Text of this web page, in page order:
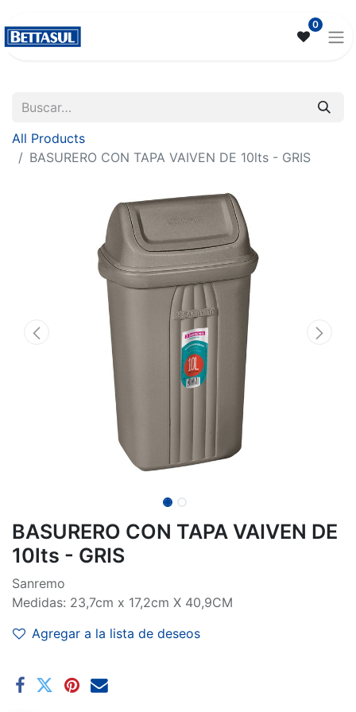
0
All Products
BASURERO CON TAPA VAIVEN DE 10lts - GRIS
BASURERO CON TAPA VAIVEN DE
10lts - GRIS
Sanremo
Medidas: 23,7cm x 17,2cm X 40,9CM
Agregar a la lista de deseos